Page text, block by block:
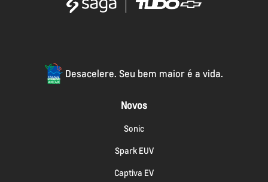
Desacelere. Seu bem maior é a vida.
Novos
Sonic
Spark EUV
Captiva EV